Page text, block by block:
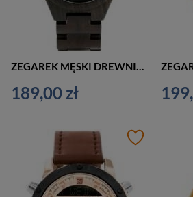
ZEGAREK MĘSKI DREWNIANY CIEMNO BRĄZOWY (zx052a)
189,00 zł